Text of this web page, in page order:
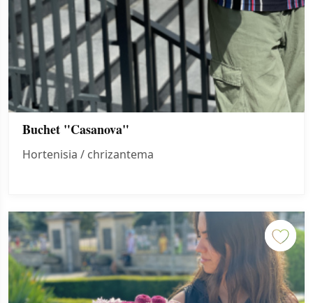
Buchet "Casanova"
Hortenisia / chrizantema